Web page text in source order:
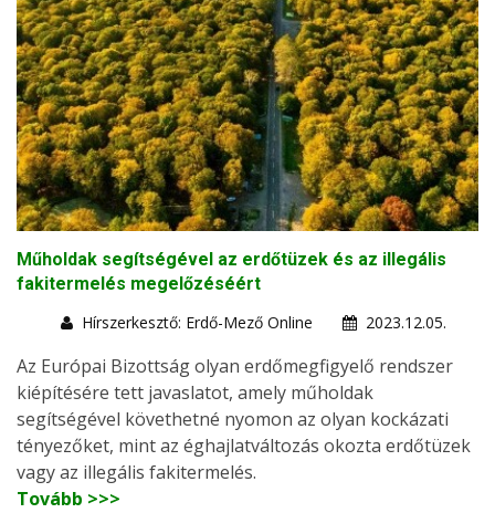
Műholdak segítségével az erdőtüzek és az illegális
fakitermelés megelőzéséért
Hírszerkesztő: Erdő-Mező Online
2023.12.05.
Az Európai Bizottság olyan erdőmegfigyelő rendszer
kiépítésére tett javaslatot, amely műholdak
segítségével követhetné nyomon az olyan kockázati
tényezőket, mint az éghajlatváltozás okozta erdőtüzek
vagy az illegális fakitermelés.
Tovább >>>